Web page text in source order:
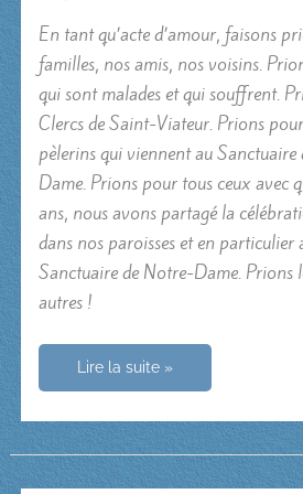
En tant qu’acte d’amour, faisons
familles, nos amis, nos voisins.
qui sont malades et qui souffrent.
Clercs de Saint-Viateur. Prions
pèlerins qui viennent au
Dame. Prions pour tous ceux avec
ans, nous avons partagé la
dans nos paroisses et en particulier
Sanctuaire de Notre-Dame. Prions
autres !
Dieu
nous
jamais
Lire la suite »